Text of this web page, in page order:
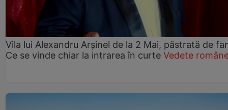
Vila lui Alexandru Arșinel de la 2 Mai, păstrată de
Ce se vinde chiar la intrarea în curte Vedete